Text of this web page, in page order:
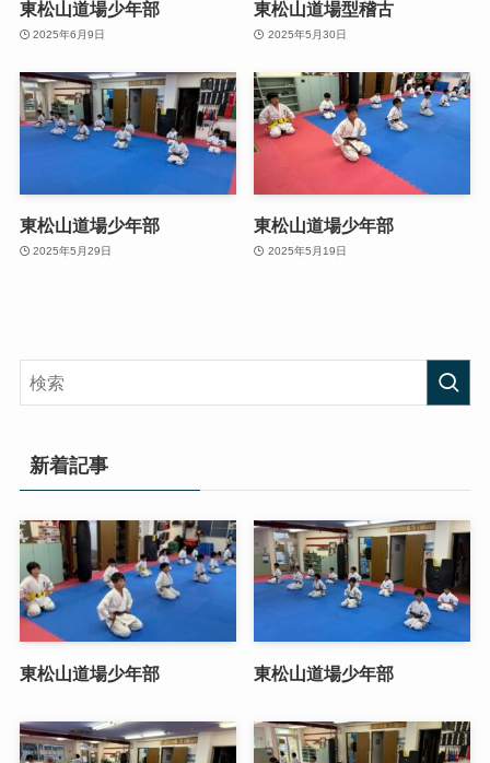
東松山道場少年部
2025年6月9日
東松山道場型稽古
2025年5月30日
東松山道場少年部
2025年5月29日
東松山道場少年部
2025年5月19日
新着記事
東松山道場少年部 東松山道場少年部